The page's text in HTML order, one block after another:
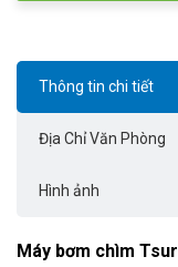
Thông tin chi tiết
Địa Chỉ Văn Phòng
Hình ảnh
Máy bơm chìm